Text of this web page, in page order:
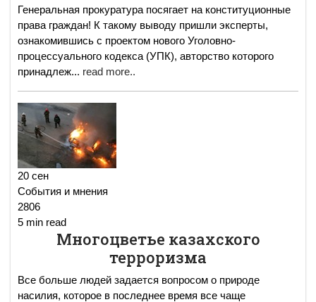
Генеральная прокуратура посягает на конституционные
права граждан! К такому выводу пришли эксперты,
ознакомившись с проектом нового Уголовно-
процессуального кодекса (УПК), авторство которого
принадлеж... read more..
20 сен
События и мнения
2806
5 min read
Многоцветье казахского
терроризма
Все больше людей задается вопросом о природе
насилия, которое в последнее время все чаще